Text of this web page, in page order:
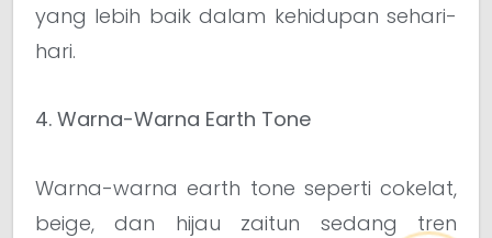
yang lebih baik dalam kehidupan sehari-
hari.
4. Warna-Warna Earth Tone
Warna-warna earth tone seperti cokelat,
beige, dan hijau zaitun sedang tren